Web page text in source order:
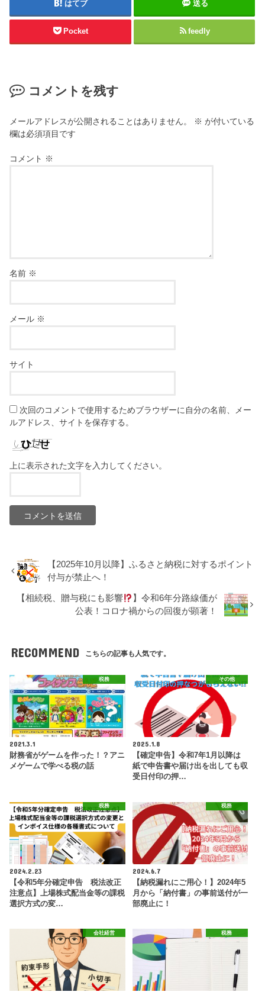
はてブ 送る
Pocket feedly
コメントを残す
メールアドレスが公開されることはありません。 ※ が付いている
欄は必須項目です
コメント ※
名前 ※
メール ※
サイト
次回のコメントで使用するためブラウザーに自分の名前、メー
ルアドレス、サイトを保存する。
上に表示された文字を入力してください。
【2025年10月以降】ふるさと納税に対するポイント
付与が禁止へ！
【相続税、贈与税にも影響
】令和6年分路線価が
公表！コロナ禍からの回復が顕著！
RECOMMEND こちらの記事も人気です。
税務
2021.3.1
財務省がゲームを作った！？アニ
メゲームで学べる税の話
その他
2025.1.8
【確定申告】令和7年1月以降は
紙で申告書や届け出を出しても収
受日付印の押…
税務
2024.2.23
【令和5年分確定申告 税法改正
注意点】上場株式配当金等の課税
選択方式の変…
税務
2024.6.7
【納税漏れにご用心！】2024年5
月から「納付書」の事前送付が一
部廃止に！
会社経営 税務